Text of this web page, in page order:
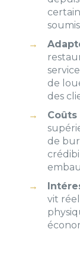
de
des
de
vit